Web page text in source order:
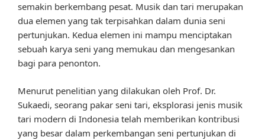
semakin berkembang pesat. Musik dan tari merupakan
dua elemen yang tak terpisahkan dalam dunia seni
pertunjukan. Kedua elemen ini mampu menciptakan
sebuah karya seni yang memukau dan mengesankan
bagi para penonton.
Menurut penelitian yang dilakukan oleh Prof. Dr.
Sukaedi, seorang pakar seni tari, eksplorasi jenis musik
tari modern di Indonesia telah memberikan kontribusi
yang besar dalam perkembangan seni pertunjukan di